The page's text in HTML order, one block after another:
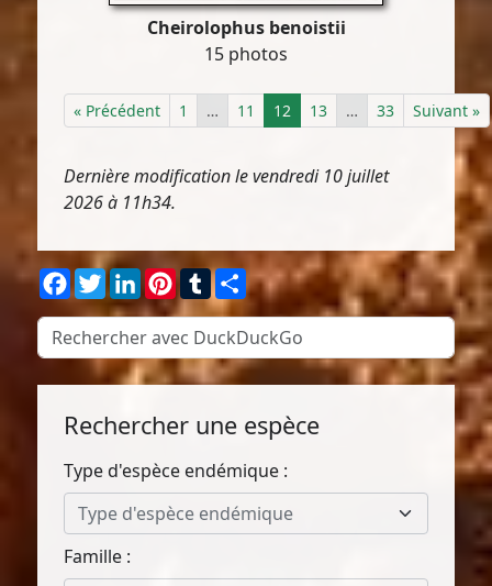
Cheirolophus benoistii
15 photos
« Précédent 1 … 11 12 13 … 33 Suivant »
Dernière modification le vendredi 10 juillet
2026 à 11h34.
Facebook
TwitterLinkedInPinterest
TumblrPartager
Rechercher une espèce
Type d'espèce endémique :
Type d'espèce endémique
Famille :